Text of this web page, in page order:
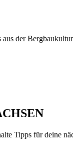
der
Tipps für deine